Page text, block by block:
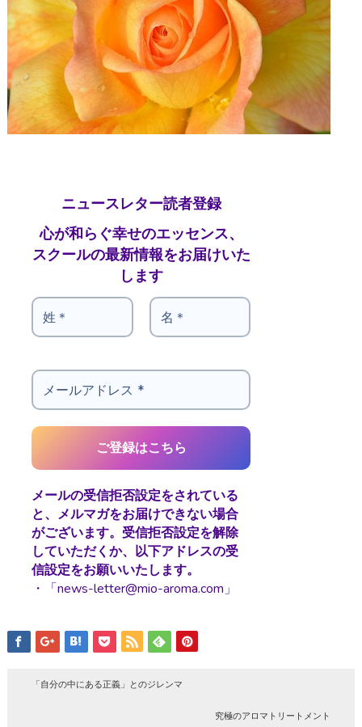
ニュースレター読者登録
心が和らぐ幸せのエッセンス、
スクールの最新情報をお届けいた
します
メールの受信拒否設定をされている
と、メルマガをお届けできない場合
がございます。受信拒否設定を解除
していただくか、以下アドレスの受
信設定をお願いいたします。
・「news-letter@mio-aroma.com」
「自分の中にある正義」とのジレンマ
究極のアロマトリートメント